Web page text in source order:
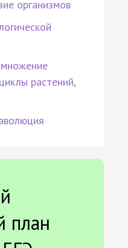
организмов
растений,
план